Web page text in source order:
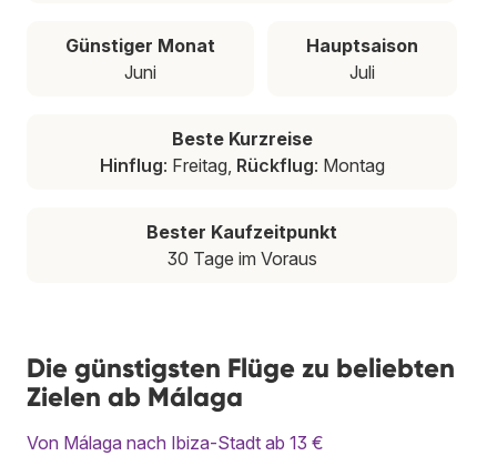
Günstiger Monat
Juni
Hauptsaison
Juli
Beste Kurzreise
Hinflug: Freitag, Rückflug: Montag
Bester Kaufzeitpunkt
30 Tage im Voraus
Die günstigsten Flüge zu beliebten
Zielen ab Málaga
Von Málaga nach Ibiza-Stadt ab 13 €